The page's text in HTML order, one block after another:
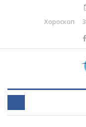
Хороскоп